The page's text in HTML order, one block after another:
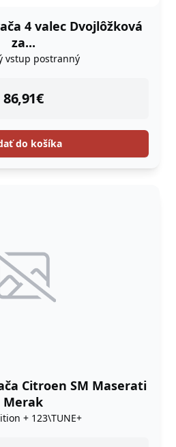
4 valec Dvojlôžková
za...
vstup postranný
86,91€
instock
do košíka
Citroen SM Maserati
Merak
+ 123\TUNE+